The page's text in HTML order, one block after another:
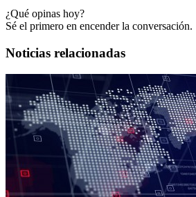
¿Qué opinas hoy?
Sé el primero en encender la conversación.
Noticias relacionadas